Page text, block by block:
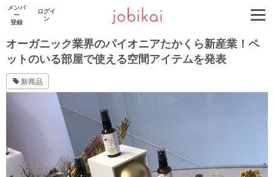
メンバ
ー
登録
ログイ
ン
オーガニック業界のパイオニアたかくら新産業！ペ
ットのいる部屋で使える空間アイテムを発表
新商品